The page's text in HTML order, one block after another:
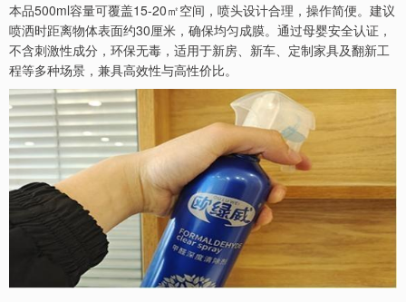
本品500ml容量可覆盖15-20㎡空间，喷头设计合理，操作简便。建议
喷洒时距离物体表面约30厘米，确保均匀成膜。通过母婴安全认证，
不含刺激性成分，环保无毒，适用于新房、新车、定制家具及翻新工
程等多种场景，兼具高效性与高性价比。